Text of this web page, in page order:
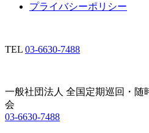
プライバシーポリシー
TEL 03-6630-7488
一般社団法人 全国定期巡回・随
会
03-6630-7488